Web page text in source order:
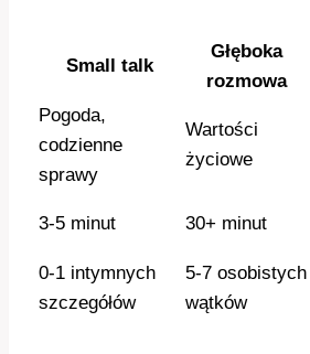
Small talk
Głęboka
rozmowa
Pogoda,
codzienne
sprawy
Wartości
życiowe
3-5 minut 30+ minut
0-1 intymnych
szczegółów
5-7 osobistych
wątków